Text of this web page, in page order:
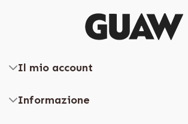
Il mio account
Informazione